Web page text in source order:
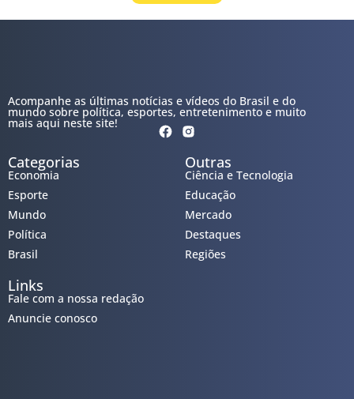
Acompanhe as últimas notícias e vídeos do Brasil e do
mundo sobre política, esportes, entretenimento e muito
mais aqui neste site!
Categorias
Economia
Esporte
Mundo
Política
Brasil
Outras
Ciência e Tecnologia
Educação
Mercado
Destaques
Regiões
Links
Fale com a nossa redação
Anuncie conosco